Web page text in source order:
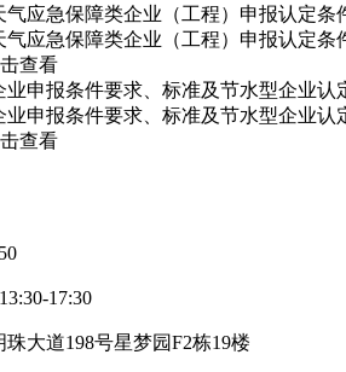
应急保障类企业（工程）申报认定条
应急保障类企业（工程）申报认定条
查看
申报条件要求、标准及节水型企业认
申报条件要求、标准及节水型企业认
查看
17:30
大道198号星梦园F2栋19楼